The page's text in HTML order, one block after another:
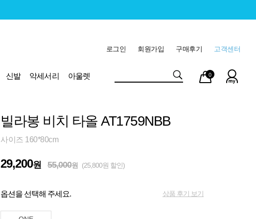
고객센터
구매후기
회원가입
로그인
신발 악세서리
아울렛
마이
페이
장바
구니
0
빌라봉 비치 타올 AT1759NBB
사이즈 160*80cm
29,200원 55,000원 (25,800원 할인)
옵션을 선택해 주세요. 상품 후기 보기